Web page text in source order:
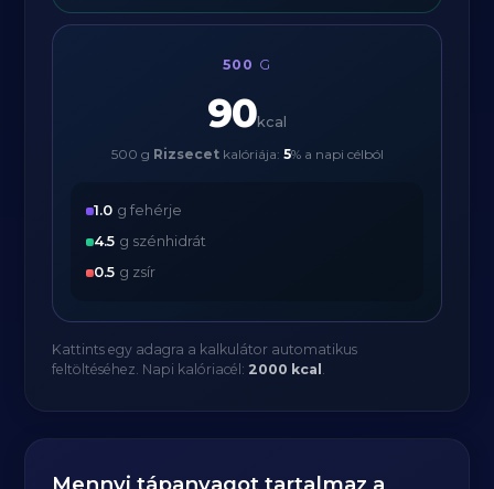
500 G
90kcal
500 g Rizsecetkalóriája: 5% a napi célból
1.0 g fehérje
4.5 g szénhidrát
0.5 g zsír
Kattints egy adagra a kalkulátor automatikus
feltöltéséhez. Napi kalóriacél: 2000 kcal .